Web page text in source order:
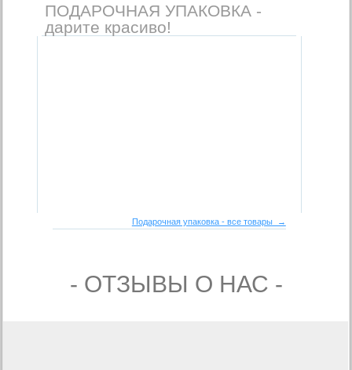
ПОДАРОЧНАЯ УПАКОВКА -
дарите красиво!
Подарочная упаковка - все товары →
- ОТЗЫВЫ О НАС -